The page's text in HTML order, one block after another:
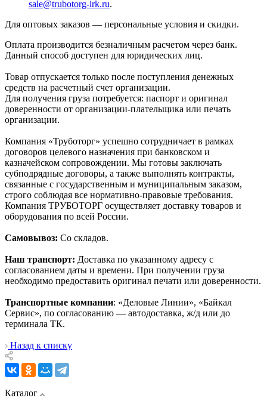
sale@trubotorg-irk.ru.
Для оптовых заказов — персональные условия и скидки.
Оплата производится безналичным расчетом через банк.
Данный способ доступен для юридических лиц.
Товар отпускается только после поступления денежных
средств на расчетный счет организации.
Для получения груза потребуется: паспорт и оригинал
доверенности от организации-плательщика или печать
организации.
Компания «Труботорг» успешно сотрудничает в рамках
договоров целевого назначения при банковском и
казначейском сопровождении. Мы готовы заключать
субподрядные договоры, а также выполнять контракты,
связанные с государственным и муниципальным заказом,
строго соблюдая все нормативно-правовые требования.
Компания ТРУБОТОРГ осуществляет доставку товаров и
оборудования по всей России.
Самовывоз: Со складов.
Наш транспорт: Доставка по указанному адресу с
согласованием даты и времени. При получении груза
необходимо предоставить оригинал печати или доверенности.
Транспортные компании: «Деловые Линии», «Байкал
Сервис», по согласованию — автодоставка, ж/д или до
терминала ТК.
Назад к списку
Каталог